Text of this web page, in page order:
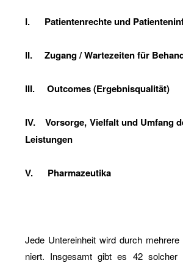
I. Pa­ti­en­ten­rech­te und
II. Zu­gang / War­te­zei­ten für
III. Out­co­mes (Er­geb­nis­qua­li­tät)
IV.
Vor­sor­ge, Viel­falt und Um­fang
Leis­tun­gen
V. Phar­ma­zeu­ti­ka
Jede Un­ter­ein­heit wird durch
niert. Ins­ge­samt gibt es 42 sol­cher